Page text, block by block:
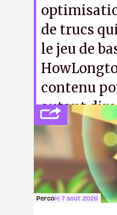
de trucs
le jeu de
contenu
autant
Percole 7 août 2026